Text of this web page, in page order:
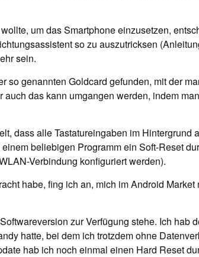
um das Smartphone einzusetzen,
so zu auszutricksen
sein.
so genannten Goldcard gefunden, mit der
das kann umgangen werden, indem
dass alle Tastatureingaben im Hintergrund
einem beliebigen Programm ein Soft-Reset
Verbindung konfiguriert werden).
habe, fing ich an, mich im Android
zur Verfügung stehe. Ich hab
hatte, bei dem ich trotzdem ohne
hab ich noch einmal einen Hard Reset